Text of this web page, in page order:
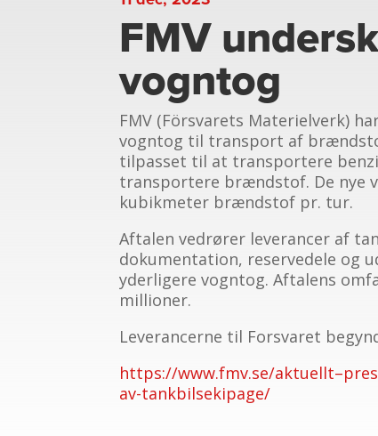
FMV
vogntog
FMV (Försvarets Materielverk)
vogntog til transport af
tilpasset til at transportere
transportere brændstof. De nye
kubikmeter brændstof pr. tur.
Aftalen vedrører leverancer af
dokumentation, reservedele og
yderligere vogntog. Aftalens
millioner.
Leverancerne til Forsvaret
https://www.fmv.se/
av-tankbilsekipage/